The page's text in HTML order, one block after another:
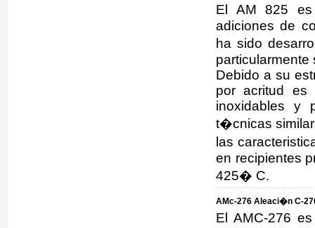
El AM 825 es
adiciones de
ha sido
particularmente
Debido a su
por acritud es
inoxidables y
t�cnicas
las
en recipientes
425� C.
AMc-276 Aleaci�n C-
El AMC-276